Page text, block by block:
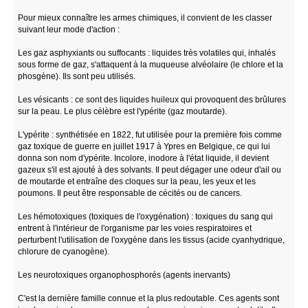
Pour mieux connaître les armes chimiques, il convient de les classer
suivant leur mode d'action :
Les gaz asphyxiants ou suffocants : liquides très volatiles qui, inhalés
sous forme de gaz, s'attaquent à la muqueuse alvéolaire (le chlore et la
phosgène). Ils sont peu utilisés.
Les vésicants : ce sont des liquides huileux qui provoquent des brûlures
sur la peau. Le plus célèbre est l'ypérite (gaz moutarde).
L'ypérite : synthétisée en 1822, fut utilisée pour la première fois comme
gaz toxique de guerre en juillet 1917 à Ypres en Belgique, ce qui lui
donna son nom d'ypérite. Incolore, inodore à l'état liquide, il devient
gazeux s'il est ajouté à des solvants. Il peut dégager une odeur d'ail ou
de moutarde et entraîne des cloques sur la peau, les yeux et les
poumons. Il peut être responsable de cécités ou de cancers.
Les hémotoxiques (toxiques de l'oxygénation) : toxiques du sang qui
entrent à l'intérieur de l'organisme par les voies respiratoires et
perturbent l'utilisation de l'oxygène dans les tissus (acide cyanhydrique,
chlorure de cyanogène).
Les neurotoxiques organophosphorés (agents inervants)
C'est la dernière famille connue et la plus redoutable. Ces agents sont